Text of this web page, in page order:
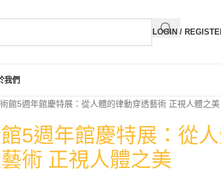
LOGIN /
我們
館5週年館慶特展：從人體的律動穿透藝術 正視人體之美
5週年館慶特展：從
術 正視人體之美